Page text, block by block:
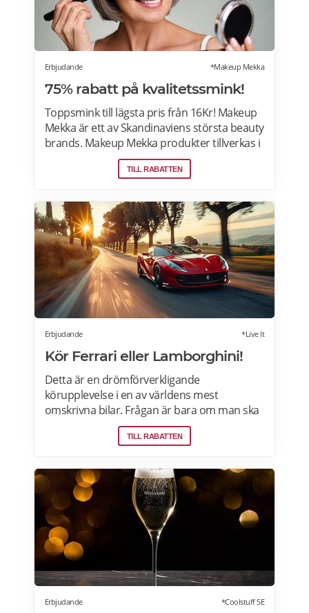
Erbjudande *Makeup Mekka
75% rabatt på kvalitetssmink!
Toppsmink till lägsta pris från 16Kr! Makeup
Mekka är ett av Skandinaviens största beauty
brands. Makeup Mekka produkter tillverkas i
samma fabriker som stora internationella
beauty brands. Fri frakt över 299:- Läs mer
TILL RABATTEN
Erbjudande *Live It
Kör Ferrari eller Lamborghini!
Detta är en drömförverkligande
körupplevelse i en av världens mest
omskrivna bilar. Frågan är bara om man ska
välja Ferrari eller Lamborghini. Upplevelsen
börjar med genomgång av körteknik och
nyckeln och njuta av ljudet när över 600
hästkrafter ryter till bakom ryggen. Därefter
rullar man lycklig iväg på en oförglömlig tur
som sportbilsförare. Läs mer om
erbjudandet i Stockholm, Göteborg, Malmö,
Borås, Gävle, Jönköping, Karlstad, Linköping,
Västerås, Örebro här>>>
TILL RABATTEN
Erbjudande *Coolstuff SE